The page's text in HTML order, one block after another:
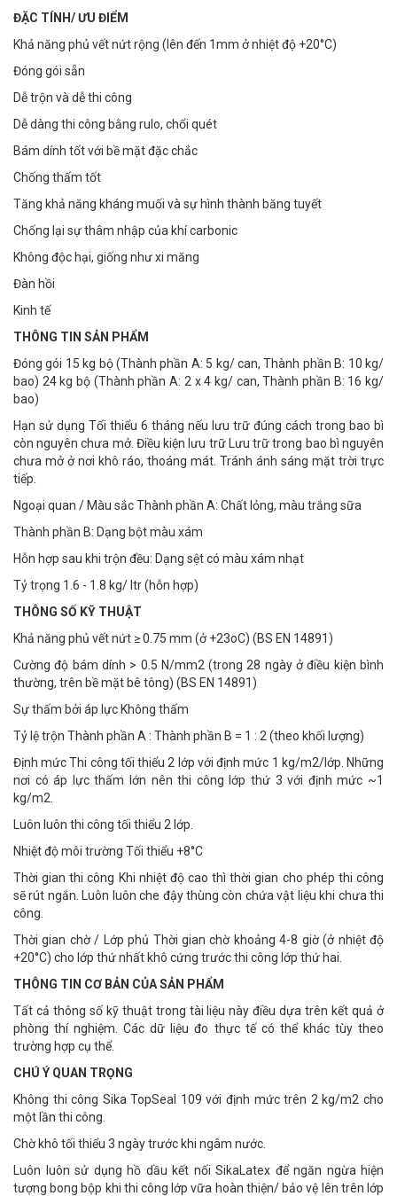
ĐẶC TÍNH/ ƯU ĐIỂM
Khả năng phủ vết nứt rộng (lên đến 1mm ở nhiệt độ +20°C)
Đóng gói sẵn
Dễ trộn và dễ thi công
Dễ dàng thi công bằng rulo, chổi quét
Bám dính tốt với bề mặt đặc chắc
Chống thấm tốt
Tăng khả năng kháng muối và sự hình thành băng tuyết
Chống lại sự thâm nhập của khí carbonic
Không độc hại, giống như xi măng
Đàn hồi
Kinh tế
THÔNG TIN SẢN PHẨM
Đóng gói 15 kg bộ (Thành phần A: 5 kg/ can, Thành phần B: 10 kg/
bao) 24 kg bộ (Thành phần A: 2 x 4 kg/ can, Thành phần B: 16 kg/
bao)
Hạn sử dụng Tối thiểu 6 tháng nếu lưu trữ đúng cách trong bao bì
còn nguyên chưa mở. Điều kiện lưu trữ Lưu trữ trong bao bì nguyên
chưa mở ở nơi khô ráo, thoáng mát. Tránh ánh sáng mặt trời trực
tiếp.
Ngoại quan / Màu sắc Thành phần A: Chất lỏng, màu trắng sữa
Thành phần B: Dạng bột màu xám
Hỗn hợp sau khi trộn đều: Dạng sệt có màu xám nhạt
Tỷ trọng 1.6 - 1.8 kg/ ltr (hỗn hợp)
THÔNG SỐ KỸ THUẬT
Khả năng phủ vết nứt ≥ 0.75 mm (ở +23oC) (BS EN 14891)
Cường độ bám dính > 0.5 N/mm2 (trong 28 ngày ở điều kiện bình
thường, trên bề mặt bê tông) (BS EN 14891)
Sự thấm bởi áp lực Không thấm
Tỷ lệ trộn Thành phần A : Thành phần B = 1 : 2 (theo khối lượng)
Định mức Thi công tối thiểu 2 lớp với định mức 1 kg/m2/lớp. Những
nơi có áp lực thấm lớn nên thi công lớp thứ 3 với định mức ~1
kg/m2.
Luôn luôn thi công tối thiểu 2 lớp.
Nhiệt độ môi trường Tối thiểu +8°C
Thời gian thi công Khi nhiệt độ cao thì thời gian cho phép thi công
sẽ rút ngắn. Luôn luôn che đậy thùng còn chứa vật liệu khi chưa thi
công.
Thời gian chờ / Lớp phủ Thời gian chờ khoảng 4-8 giờ (ở nhiệt độ
+20°C) cho lớp thứ nhất khô cứng trước thi công lớp thứ hai.
THÔNG TIN CƠ BẢN CỦA SẢN PHẨM
Tất cả thông số kỹ thuật trong tài liệu này điều dựa trên kết quả ở
phòng thí nghiệm. Các dữ liệu đo thực tế có thể khác tùy theo
trường hợp cụ thể.
CHÚ Ý QUAN TRỌNG
Không thi công Sika TopSeal 109 với định mức trên 2 kg/m2 cho
một lần thi công.
Chờ khô tối thiểu 3 ngày trước khi ngâm nước.
Luôn luôn sử dụng hồ dầu kết nối SikaLatex để ngăn ngừa hiện
tượng bong bộp khi thi công lớp vữa hoàn thiện/ bảo vệ lên trên lớp